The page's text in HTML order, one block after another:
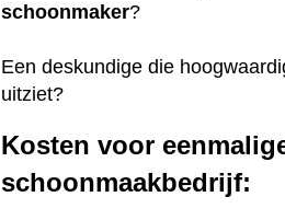
schoonmaker?
Een deskundige die
uitziet?
Kosten voor
schoonmaakbedrijf: